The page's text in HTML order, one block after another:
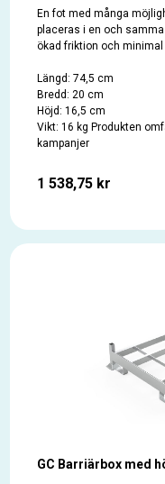
En fot med många
placeras i en och
ökad friktion och minimal
Längd: 74,5 cm
Bredd: 20 cm
Höjd: 16,5 cm
Vikt: 16 kg Produkten
kampanjer
1 538,75 kr
GC Barriärbox med